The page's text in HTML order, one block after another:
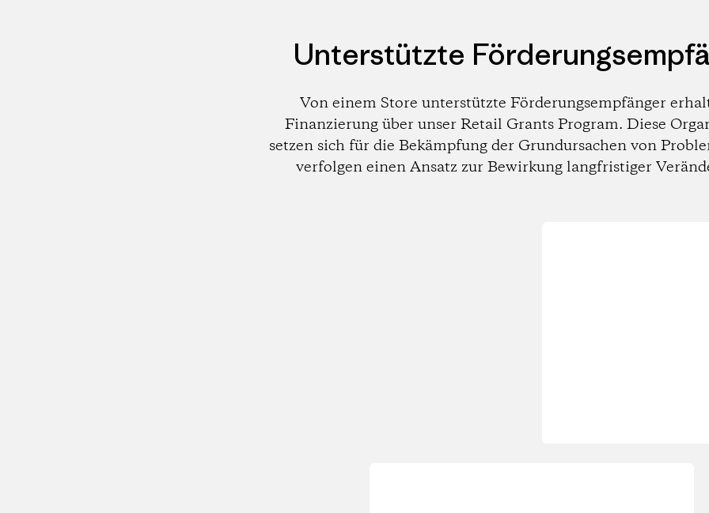
Unterstützte
Von einem Store unterstützte Förderungsempfänger
Finanzierung über unser Retail Grants Program. Diese
setzen sich für die Bekämpfung der Grundursachen von
verfolgen einen Ansatz zur Bewirkung langfristiger